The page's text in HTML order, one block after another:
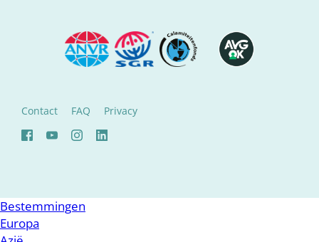
Contact FAQ Privacy
Bestemmingen
Europa